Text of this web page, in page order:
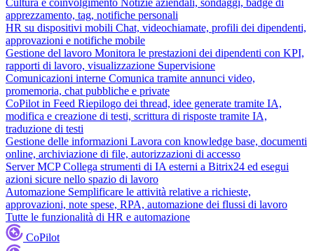
Cultura e coinvolgimento Notizie aziendali, sondaggi, badge di
apprezzamento, tag, notifiche personali
HR su dispositivi mobili Chat, videochiamate, profili dei dipendenti,
approvazioni e notifiche mobile
Gestione del lavoro Monitora le prestazioni dei dipendenti con KPI,
rapporti di lavoro, visualizzazione Supervisione
Comunicazioni interne Comunica tramite annunci video,
promemoria, chat pubbliche e private
CoPilot in Feed Riepilogo dei thread, idee generate tramite IA,
modifica e creazione di testi, scrittura di risposte tramite IA,
traduzione di testi
Gestione delle informazioni Lavora con knowledge base, documenti
online, archiviazione di file, autorizzazioni di accesso
Server MCP Collega strumenti di IA esterni a Bitrix24 ed esegui
azioni sicure nello spazio di lavoro
Automazione Semplificare le attività relative a richieste,
approvazioni, note spese, RPA, automazione dei flussi di lavoro
Tutte le funzionalità di HR e automazione
CoPilot